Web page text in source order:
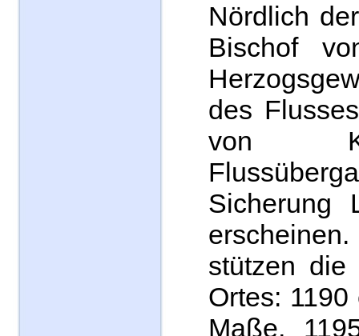
Nördlich
Bischof
des
von
Sicherung
stützen die
Ortes:
Maße,